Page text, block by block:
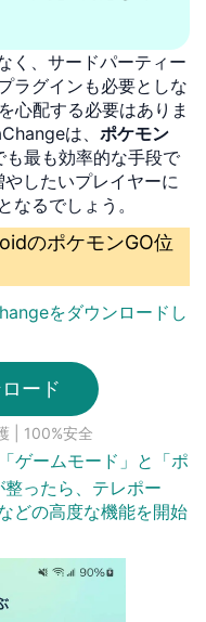
く、サードパーティー
ラグインも必要としな
心配する必要はありま
は、 ポケモン
も最も効率的な手段で
したいプレイヤーに
なるでしょう。
のポケモンGO位
をダウンロードし
ード
| 100%安全
ゲームモード」と「ポ
ったら、テレポー
どの高度な機能を開始